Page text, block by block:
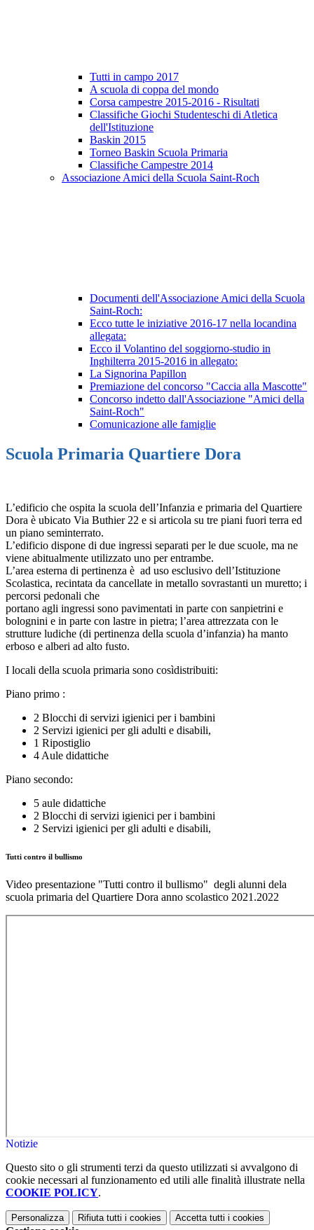
Tutti in campo 2017
A scuola di coppa del mondo
Corsa campestre 2015-2016 - Risultati
Classifiche Giochi Studenteschi di Atletica
dell'Istituzione
Baskin 2015
Torneo Baskin Scuola Primaria
Classifiche Campestre 2014
Associazione Amici della Scuola Saint-Roch
Documenti dell'Associazione Amici della Scuola
Saint-Roch:
Ecco tutte le iniziative 2016-17 nella locandina
allegata:
Ecco il Volantino del soggiorno-studio in
Inghilterra 2015-2016 in allegato:
La Signorina Papillon
Premiazione del concorso "Caccia alla Mascotte"
Concorso indetto dall'Associazione "Amici della
Saint-Roch"
Comunicazione alle famiglie
Scuola Primaria Quartiere Dora
L’edificio che ospita la scuola dell’Infanzia e primaria del Quartiere
Dora è ubicato Via Buthier 22 e si articola su tre piani fuori terra ed
un piano seminterrato.
L’edificio dispone di due ingressi separati per le due scuole, ma ne
viene abitualmente utilizzato uno per entrambe.
L’area esterna di pertinenza è ad uso esclusivo dell’Istituzione
Scolastica, recintata da cancellate in metallo sovrastanti un muretto; i
percorsi pedonali che
portano agli ingressi sono pavimentati in parte con sanpietrini e
bolognini e in parte con lastre in pietra; l’area attrezzata con le
strutture ludiche (di pertinenza della scuola d’infanzia) ha manto
erboso e alberi ad alto fusto.
I locali della scuola primaria sono cosìdistribuiti:
Piano primo :
2 Blocchi di servizi igienici per i bambini
2 Servizi igienici per gli adulti e disabili,
1 Ripostiglio
4 Aule didattiche
Piano secondo:
5 aule didattiche
2 Blocchi di servizi igienici per i bambini
2 Servizi igienici per gli adulti e disabili,
Tutti contro il bullismo
Video presentazione "Tutti contro il bullismo" degli alunni dela
scuola primaria del Quartiere Dora anno scolastico 2021.2022
Notizie
Questo sito o gli strumenti terzi da questo utilizzati si avvalgono di
cookie necessari al funzionamento ed utili alle finalità illustrate nella
COOKIE POLICY.
Personalizza Rifiuta tutti i cookies Accetta tutti i cookies